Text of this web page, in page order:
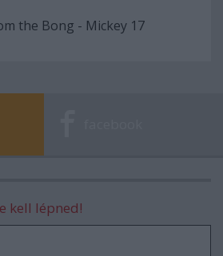
the Bong - Mickey 17
kell lépned!